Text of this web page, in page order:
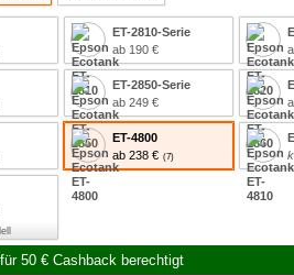
ET-2810-Serie
ab 190 €
ET-2850-Serie
ab 249 €
ET-4800
ab 238 €
50 € Cashback berechtigt